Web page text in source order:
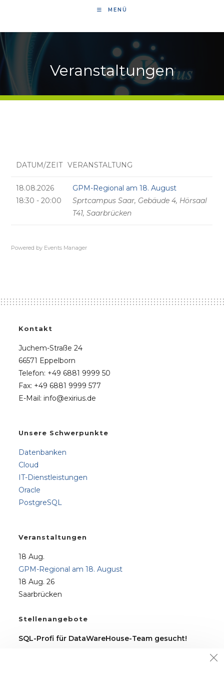
MENÜ
Veranstaltungen
DATUM/ZEIT VERANSTALTUNG
18.08.2026
18:30 - 20:00
GPM-Regional am 18. August
Sprtcampus Saar, Gebäude 4, Hörsaal
T41, Saarbrücken
Powered by Events Manager
Kontakt
Juchem-Straße 24
66571 Eppelborn
Telefon: +49 6881 9999 50
Fax: +49 6881 9999 577
E-Mail: info@exirius.de
Unsere Schwerpunkte
Datenbanken
Cloud
IT-Dienstleistungen
Oracle
PostgreSQL
Veranstaltungen
18 Aug.
GPM-Regional am 18. August
18 Aug. 26
Saarbrücken
Stellenangebote
SQL-Profi für DataWareHouse-Team gesucht!